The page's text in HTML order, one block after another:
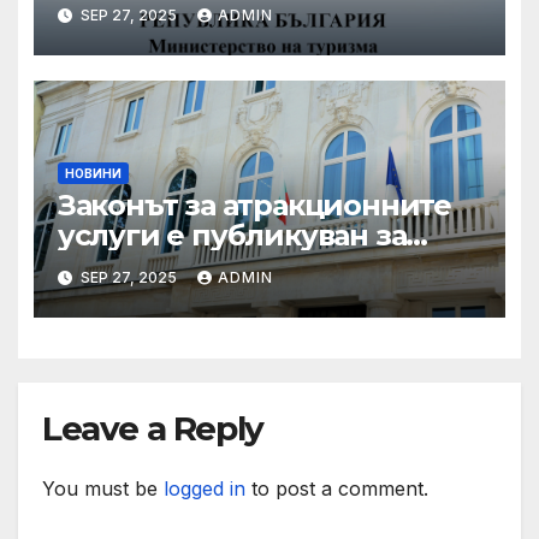
през летния сезон
SEP 27, 2025 ADMIN
НОВИНИ
Законът за атракционните
услуги е публикуван за
обществено обсъждане
SEP 27, 2025 ADMIN
Leave a Reply
You must be logged in to post a comment.